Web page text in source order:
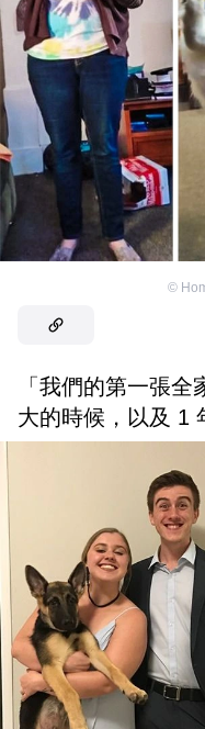
©
「我們的第一張
大的時候，以及 1